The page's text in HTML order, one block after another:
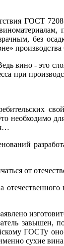
ГОСТ
без
вино - это
при
необходимо
от
завышен,
ГОСТу
сухие